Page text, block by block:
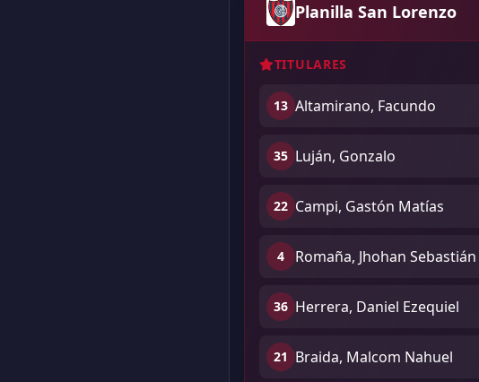
Planilla San Lorenzo
TITULARES
13 Altamirano, Facundo
35 Luján, Gonzalo
22 Campi, Gastón Matías
4 Romaña, Jhohan Sebastián
36 Herrera, Daniel Ezequiel
21 Braida, Malcom Nahuel